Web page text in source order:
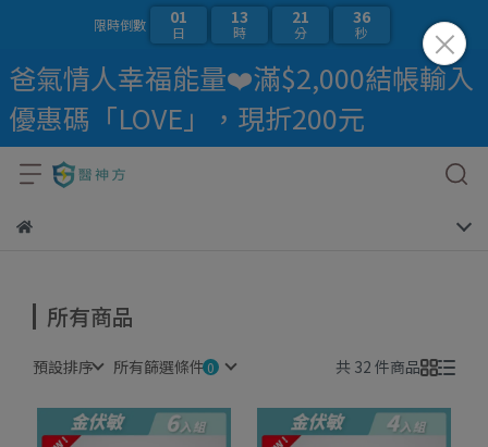
限時倒數 01
日
13
時
21
分
36
秒
爸氣情人幸福能量❤️滿$2,000結帳輸入
優惠碼「LOVE」，現折200元
所有商品
預設排序 所有篩選條件 共 32 件商品